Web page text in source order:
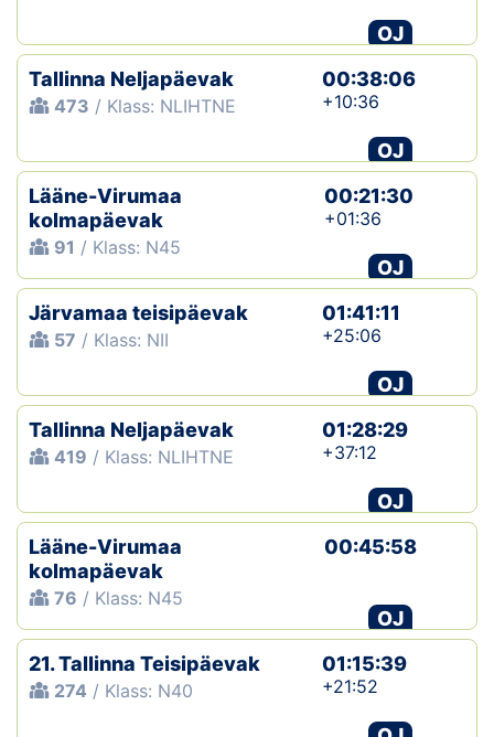
OJ
Tallinna Neljapäevak
473 / Klass: NLIHTNE
00:38:06
+10:36
OJ
Lääne-Virumaa
kolmapäevak
91 / Klass: N45
00:21:30
+01:36
OJ
Järvamaa teisipäevak
57 / Klass: NII
01:41:11
+25:06
OJ
Tallinna Neljapäevak
419 / Klass: NLIHTNE
01:28:29
+37:12
OJ
Lääne-Virumaa
kolmapäevak
76 / Klass: N45
00:45:58
OJ
21. Tallinna Teisipäevak
274 / Klass: N40
01:15:39
+21:52